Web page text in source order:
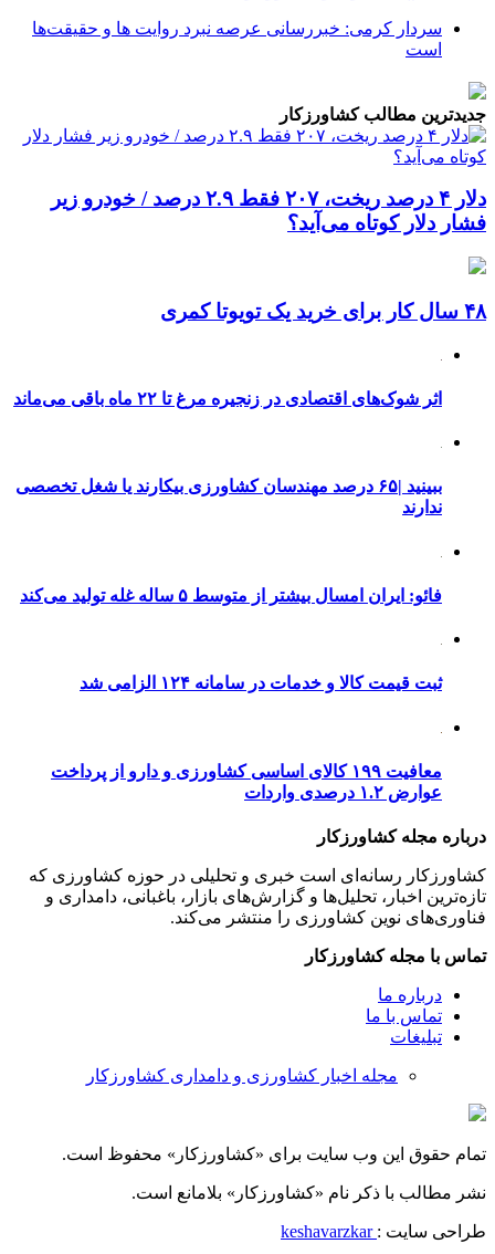
سردار کرمی: خبررسانی عرصه نبرد روایت ها و حقیقت‌ها
است
جدیدترین مطالب کشاورزکار
دلار ۴ درصد ریخت، ۲۰۷ فقط ۲.۹ درصد / خودرو زیر
فشار دلار کوتاه می‌آید؟
۴۸ سال کار برای خرید یک تویوتا کمری
اثر شوک‌های اقتصادی در زنجیره مرغ تا ۲۲ ماه باقی می‌ماند
ببینید |۶۵ درصد مهندسان کشاورزی بیکارند یا شغل تخصصی
ندارند
فائو: ایران امسال بیشتر از متوسط ۵ ساله غله تولید می‌کند
ثبت قیمت کالا و خدمات در سامانه ۱۲۴ الزامی شد
معافیت ۱۹۹ کالای اساسی کشاورزی و دارو از پرداخت
عوارض ۱.۲ درصدی واردات
درباره مجله کشاورزکار
کشاورزکار رسانه‌ای است خبری و تحلیلی در حوزه کشاورزی که
تازه‌ترین اخبار، تحلیل‌ها و گزارش‌های بازار، باغبانی، دامداری و
فناوری‌های نوین کشاورزی را منتشر می‌کند.
تماس با مجله کشاورزکار
درباره ما
تماس با ما
تبلیغات
مجله اخبار کشاورزی و دامداری کشاورزکار
تمام حقوق این وب سایت برای «کشاورزکار» محفوظ است.
نشر مطالب با ذکر نام «کشاورزکار» بلامانع است.
طراحی سایت : keshavarzkar